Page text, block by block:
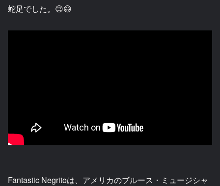
蛇足でした。😉😅
Fantastic Negritoは、アメリカのブルース・ミュージシャ